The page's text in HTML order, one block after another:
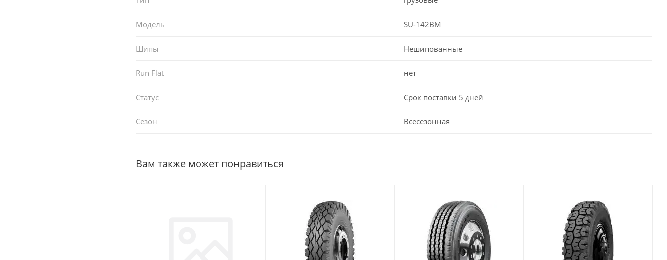
Модель SU-142BM
Шипы Нешипованные
Run Flat нет
Статус Срок поставки 5 дней
Сезон Всесезонная
Вам также может понравиться